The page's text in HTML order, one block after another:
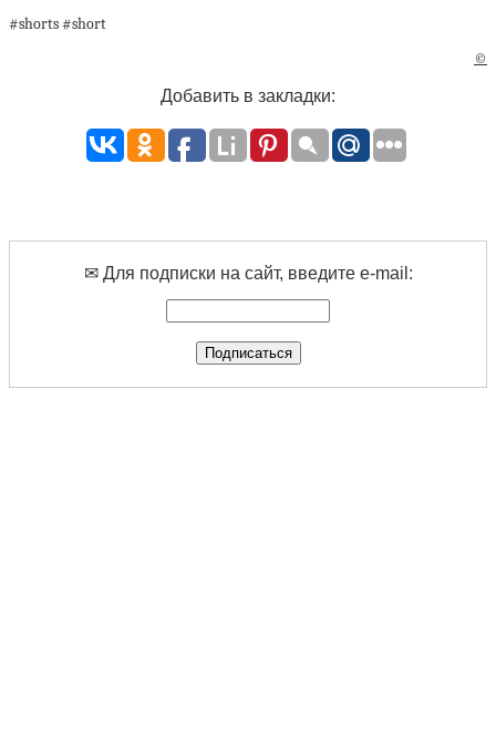
#shorts #short
©
Добавить в закладки:
✉ Для подписки на сайт, введите e-mail: